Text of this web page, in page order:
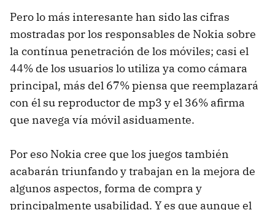
Pero lo más interesante han sido las cifras
mostradas por los responsables de Nokia sobre
la contínua penetración de los móviles; casi el
44% de los usuarios lo utiliza ya como cámara
principal, más del 67% piensa que reemplazará
con él su reproductor de mp3 y el 36% afirma
que navega vía móvil asiduamente.
Por eso Nokia cree que los juegos también
acabarán triunfando y trabajan en la mejora de
algunos aspectos, forma de compra y
principalmente usabilidad. Y es que aunque el